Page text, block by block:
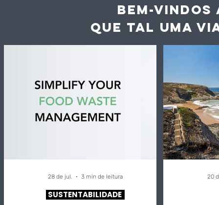
Alivetaste. Este evento
vai ter chefs a cozinhar
para si, mais de 50
vinhos em prova e
UE
que
BEM-VINDOS
QUE TAL UMA
SUSTENTABILIDADE
28 de jul. 3 min de leitura 20